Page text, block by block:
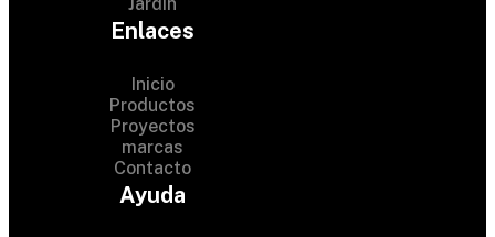
Enlaces
Inicio
Productos
Proyectos
marcas
Contacto
Ayuda